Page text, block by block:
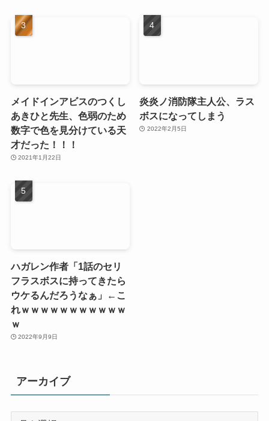
メイドインアビスのつくし
あきひと先生、色弱のため
数字で色を見分けている天
才だった！！！
2021年1月22日
炎炎ノ消防隊主人公、ラス
ボスになってしまう
2022年2月5日
ハガレン作者「1話のセリ
フラスボスに持ってきたら
ウケるんだろうなぁ」←こ
れｗｗｗｗｗｗｗｗｗｗｗ
ｗ
2022年9月9日
アーカイブ